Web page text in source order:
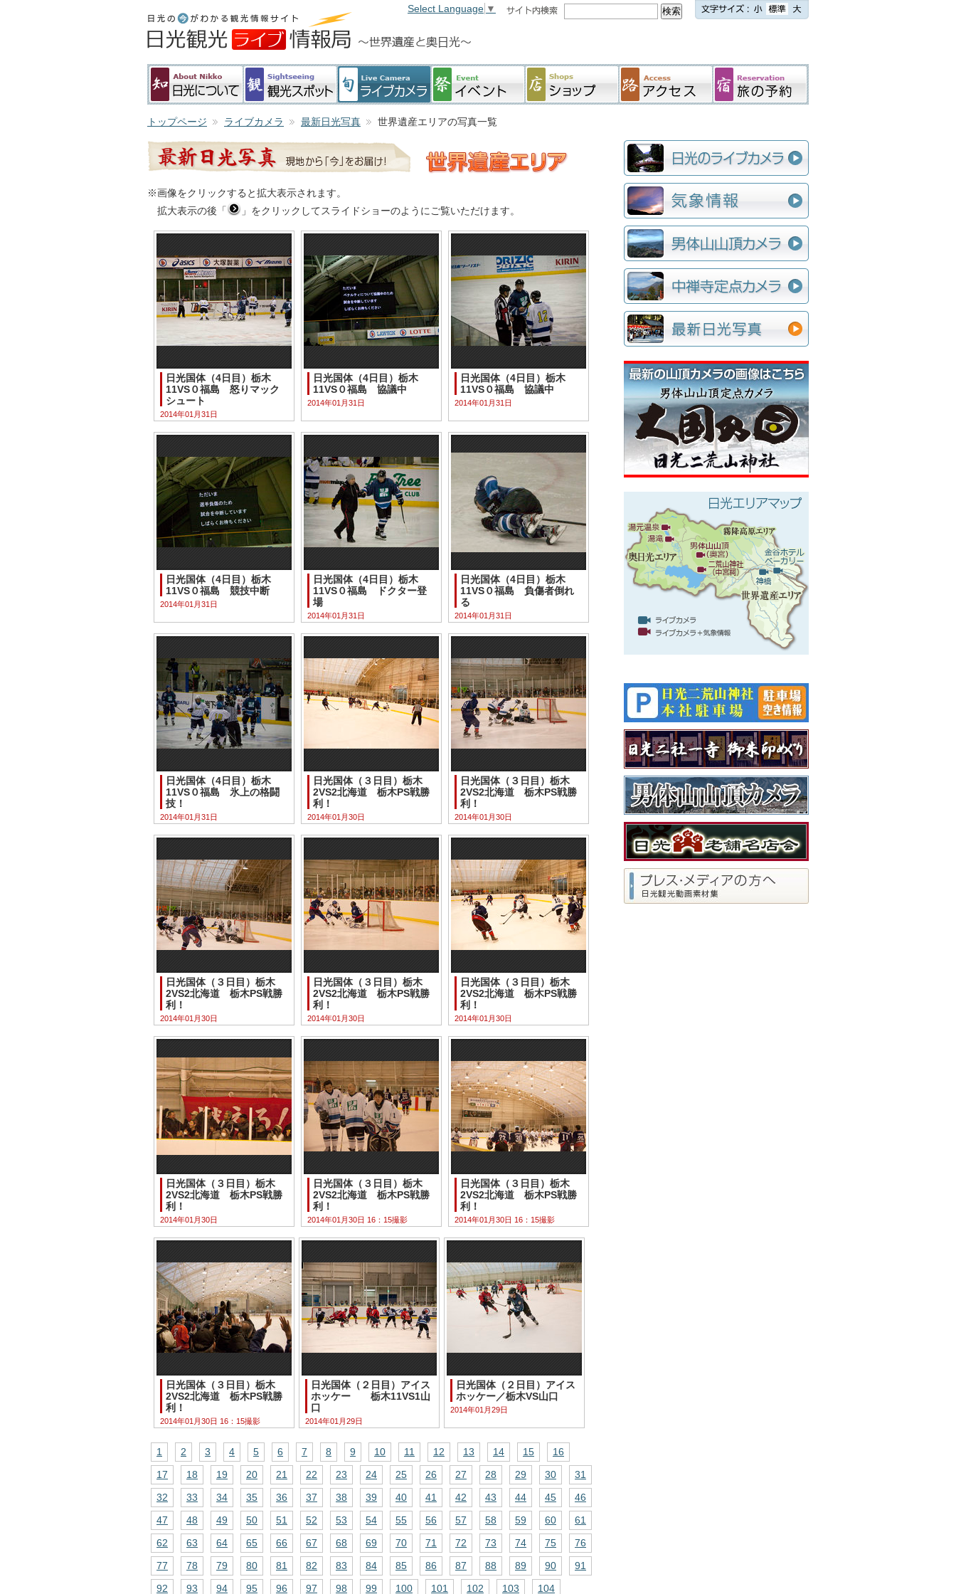
Select Language ▼
トップページ ライブカメラ 最新日光写真 世界遺産エリアの写真一覧
※画像をクリックすると拡大表示されます。
拡大表示の後「
」をクリックしてスライドショーのようにご覧いただけます。
日光国体（4日目）栃木
11VS０福島 怒りマック
シュート
2014年01月31日
日光国体（4日目）栃木
11VS０福島 協議中
2014年01月31日
日光国体（4日目）栃木
11VS０福島 協議中
2014年01月31日
日光国体（4日目）栃木
11VS０福島 競技中断
2014年01月31日
日光国体（4日目）栃木
11VS０福島 ドクター登
場
2014年01月31日
日光国体（4日目）栃木
11VS０福島 負傷者倒れ
る
2014年01月31日
日光国体（4日目）栃木
11VS０福島 氷上の格闘
技！
2014年01月31日
日光国体（３日目）栃木
2VS2北海道 栃木PS戦勝
利！
2014年01月30日
日光国体（３日目）栃木
2VS2北海道 栃木PS戦勝
利！
2014年01月30日
日光国体（３日目）栃木
2VS2北海道 栃木PS戦勝
利！
2014年01月30日
日光国体（３日目）栃木
2VS2北海道 栃木PS戦勝
利！
2014年01月30日
日光国体（３日目）栃木
2VS2北海道 栃木PS戦勝
利！
2014年01月30日
日光国体（３日目）栃木
2VS2北海道 栃木PS戦勝
利！
2014年01月30日
日光国体（３日目）栃木
2VS2北海道 栃木PS戦勝
利！
2014年01月30日 16：15撮影
日光国体（３日目）栃木
2VS2北海道 栃木PS戦勝
利！
2014年01月30日 16：15撮影
日光国体（３日目）栃木
2VS2北海道 栃木PS戦勝
利！
2014年01月30日 16：15撮影
日光国体（２日目）アイス
ホッケー 栃木11VS1山
口
2014年01月29日
日光国体（２日目）アイス
ホッケー／栃木VS山口
2014年01月29日
1 2 3 4 5 6 7 8 9 10 11 12 13 14 15
16
17
18 19 20 21 22 23 24 25 26 27 28 29 30
31
32
33 34 35 36 37 38 39 40 41 42 43 44 45
46
47
48 49 50 51 52 53 54 55 56 57 58 59 60
61
62
63 64 65 66 67 68 69 70 71 72 73 74 75
76
77
78 79 80 81 82 83 84 85 86 87 88 89 90
91
92
93 94 95 96 97 98 99 100 101 102 103 104